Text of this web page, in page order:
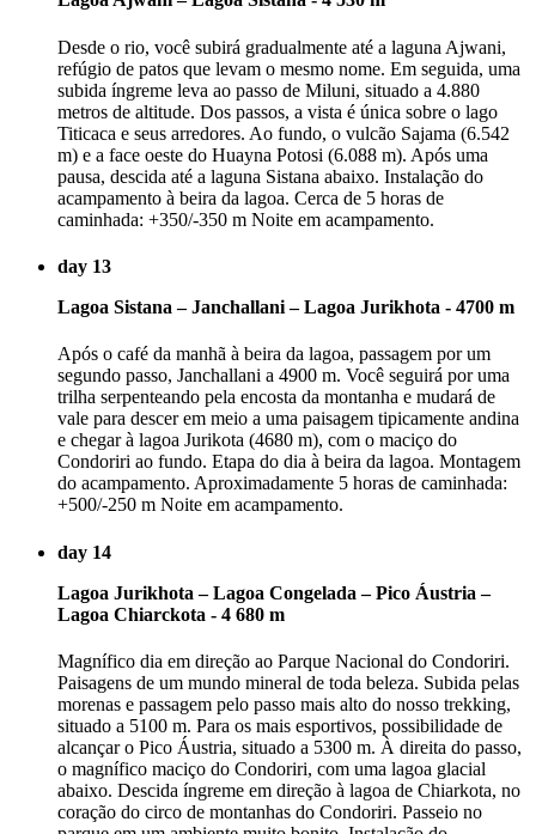
Desde o rio, você subirá gradualmente até a laguna Ajwani,
refúgio de patos que levam o mesmo nome. Em seguida, uma
subida íngreme leva ao passo de Miluni, situado a 4.880
metros de altitude. Dos passos, a vista é única sobre o lago
Titicaca e seus arredores. Ao fundo, o vulcão Sajama (6.542
m) e a face oeste do Huayna Potosi (6.088 m). Após uma
pausa, descida até a laguna Sistana abaixo. Instalação do
acampamento à beira da lagoa. Cerca de 5 horas de
caminhada: +350/-350 m Noite em acampamento.
day 13
Lagoa Sistana – Janchallani – Lagoa Jurikhota - 4700 m
Após o café da manhã à beira da lagoa, passagem por um
segundo passo, Janchallani a 4900 m. Você seguirá por uma
trilha serpenteando pela encosta da montanha e mudará de
vale para descer em meio a uma paisagem tipicamente andina
e chegar à lagoa Jurikota (4680 m), com o maciço do
Condoriri ao fundo. Etapa do dia à beira da lagoa. Montagem
do acampamento. Aproximadamente 5 horas de caminhada:
+500/-250 m Noite em acampamento.
day 14
Lagoa Jurikhota – Lagoa Congelada – Pico Áustria –
Lagoa Chiarckota - 4 680 m
Magnífico dia em direção ao Parque Nacional do Condoriri.
Paisagens de um mundo mineral de toda beleza. Subida pelas
morenas e passagem pelo passo mais alto do nosso trekking,
situado a 5100 m. Para os mais esportivos, possibilidade de
alcançar o Pico Áustria, situado a 5300 m. À direita do passo,
o magnífico maciço do Condoriri, com uma lagoa glacial
abaixo. Descida íngreme em direção à lagoa de Chiarkota, no
coração do circo de montanhas do Condoriri. Passeio no